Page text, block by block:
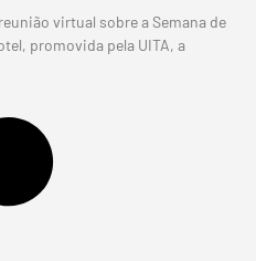
virtual sobre a Semana de
promovida pela UITA, a